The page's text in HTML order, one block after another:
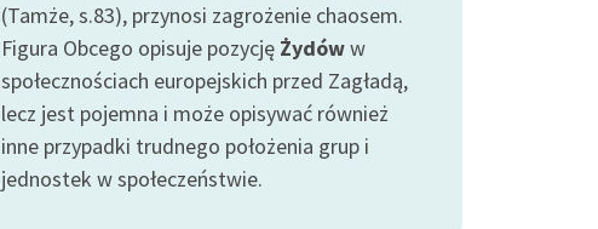
(Tamże, s.83), przynosi zagrożenie chaosem.
Figura Obcego opisuje pozycję Żydóww
społecznościach europejskich przed Zagładą,
lecz jest pojemna i może opisywać również
inne przypadki trudnego położenia grup i
jednostek w społeczeństwie.